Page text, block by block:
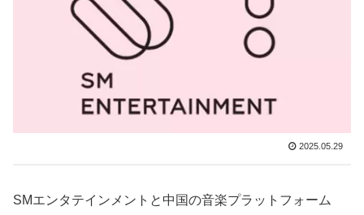
2025.05.29
SMエンタテインメントと中国の音楽プラットフォーム